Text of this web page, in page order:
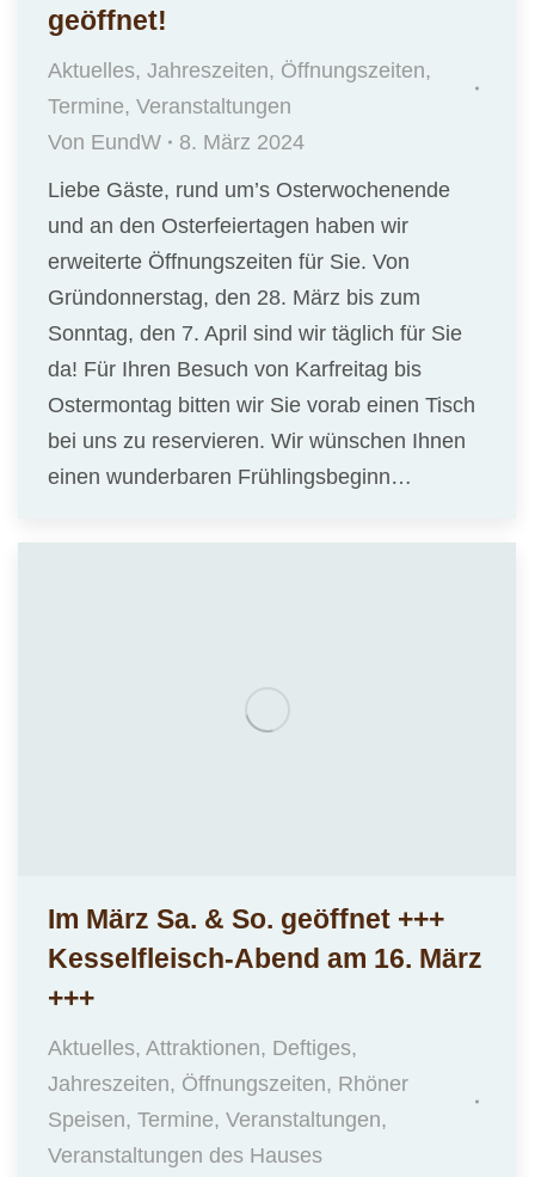
geöffnet!
Aktuelles, Jahreszeiten, Öffnungszeiten,
Termine, Veranstaltungen
Von EundW
8. März 2024
Liebe Gäste, rund um’s Osterwochenende
und an den Osterfeiertagen haben wir
erweiterte Öffnungszeiten für Sie. Von
Gründonnerstag, den 28. März bis zum
Sonntag, den 7. April sind wir täglich für Sie
da! Für Ihren Besuch von Karfreitag bis
Ostermontag bitten wir Sie vorab einen Tisch
bei uns zu reservieren. Wir wünschen Ihnen
einen wunderbaren Frühlingsbeginn…
Im März Sa. & So. geöffnet +++
Kesselfleisch-Abend am 16. März
+++
Aktuelles, Attraktionen, Deftiges,
Jahreszeiten, Öffnungszeiten, Rhöner
Speisen, Termine, Veranstaltungen,
Veranstaltungen des Hauses